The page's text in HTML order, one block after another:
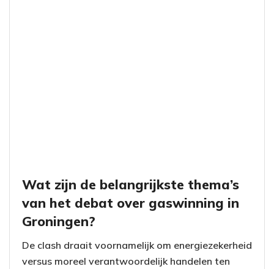
Wat zijn de belangrijkste thema’s
van het debat over gaswinning in
Groningen?
De clash draait voornamelijk om energiezekerheid
versus moreel verantwoordelijk handelen ten